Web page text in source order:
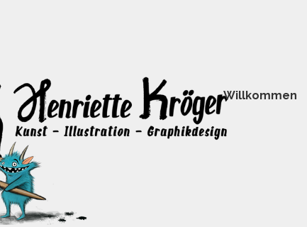
Willkommen